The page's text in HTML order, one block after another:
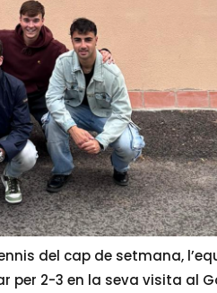
del cap de setmana,
per 2-3 en la seva visita al